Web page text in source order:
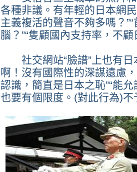
各種非議。有年輕的日本網
主義複活的聲音不夠多嗎？
腦？”“隻顧國內支持率，不
社交網站“臉譜”上也有日
啊！沒有國際性的深謀遠慮
認識，簡直是日本之恥”“能
也要有個限度。(對此行為)